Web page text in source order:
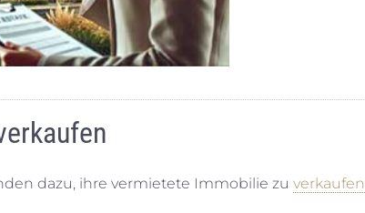
dazu, ihre vermietete Immobilie zu verkaufen